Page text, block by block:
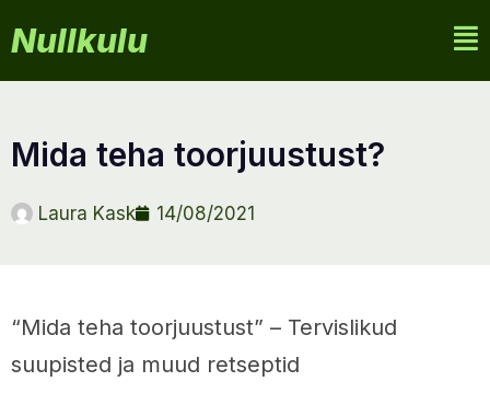
Nullkulu
mida teha toorjuustust?
Laura Kask 14/08/2021
“Mida teha toorjuustust” – Tervislikud
suupisted ja muud retseptid